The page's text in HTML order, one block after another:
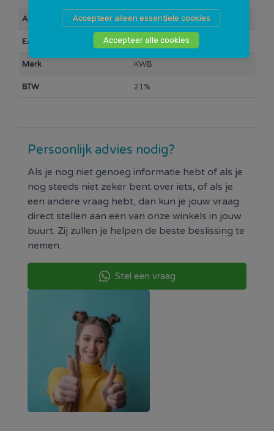
Accepteer alleen essentiele cookies
Accepteer alle cookies
Artikelnummer 110138
EAN Barcode 4009316622018
Merk KWB
BTW 21%
Persoonlijk advies nodig?
Als je nog niet genoeg informatie hebt of als je
nog steeds niet zeker bent over iets, of als je
een andere vraag hebt, dan kun je jouw vraag
direct stellen aan een van onze winkels in jouw
buurt. Zij zullen je helpen de beste beslissing te
nemen.
Stel een vraag